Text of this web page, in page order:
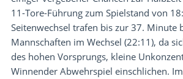
11-Tore-Führung zum Spielstand von
Seitenwechsel trafen bis zur 37. Minute
Mannschaften im Wechsel (22:11), da
des hohen Vorsprungs, kleine
Winnender Abwehrspiel einschlichen.